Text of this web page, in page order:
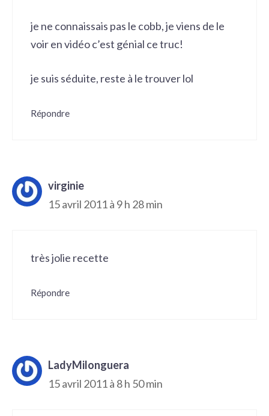
je ne connaissais pas le cobb, je viens de le
voir en vidéo c’est génial ce truc!
je suis séduite, reste à le trouver lol
Répondre
virginie
15 avril 2011 à 9 h 28 min
très jolie recette
Répondre
LadyMilonguera
15 avril 2011 à 8 h 50 min